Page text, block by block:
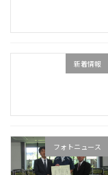
新着情報
フォトニュース